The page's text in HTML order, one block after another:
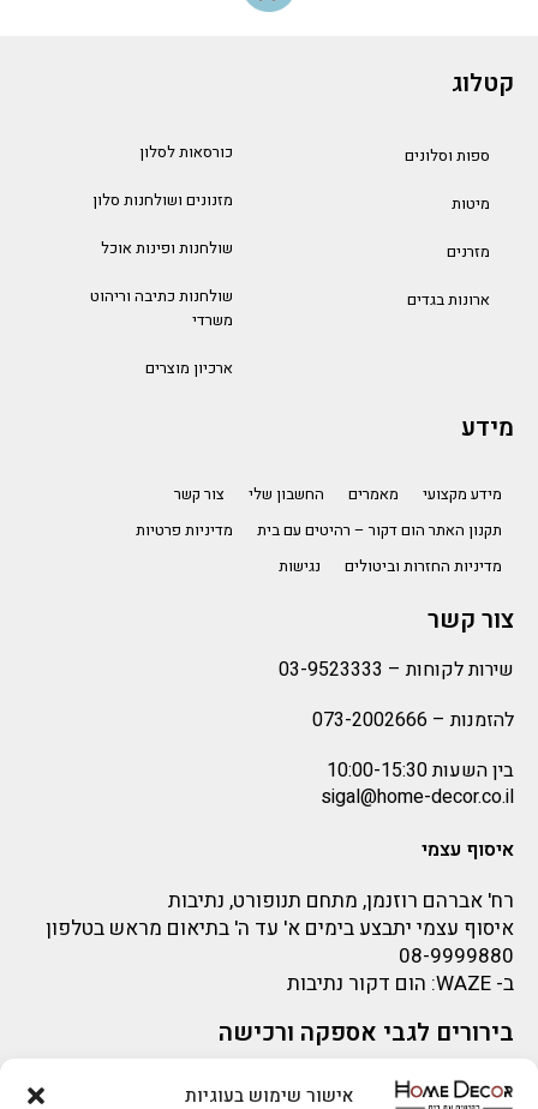
אישור שימוש בעוגיות
קטלוג
ספות וסלונים
מיטות
מזרנים
ארונות בגדים
כורסאות לסלון
מזנונים ושולחנות סלון
שולחנות ופינות אוכל
שולחנות כתיבה וריהוט
משרדי
ארכיון מוצרים
מידע
מידע מקצועי מאמרים החשבון שלי
צור קשר
תקנון האתר הום דקור – רהיטים עם בית
מדיניות פרטיות
מדיניות החזרות וביטולים
נגישות
צור קשר
שירות לקוחות – 03-9523333
להזמנות – 073-2002666
בין השעות 10:00-15:30
sigal@home-decor.co.il
איסוף עצמי
רח' אברהם רוזנמן, מתחם תנופורט, נתיבות
איסוף עצמי יתבצע בימים א' עד ה' בתיאום מראש בטלפון
08-9999880
ב- WAZE: הום דקור נתיבות
בירורים לגבי אספקה ורכישה
בירור לגבי אספקה -ניתן לפנות למייל:
sigal@home-decor.co.il